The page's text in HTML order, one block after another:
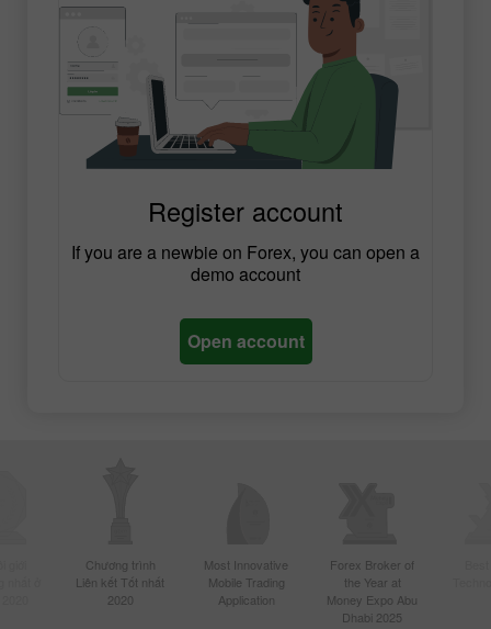
Register account
If you are a newbie on Forex, you can open a
demo account
Open account
Chương trình
Liên kết Tốt nhất
2020
Most Innovative
Mobile Trading
Application
Forex Broker of
the Year at
Money Expo Abu
Dhabi 2025